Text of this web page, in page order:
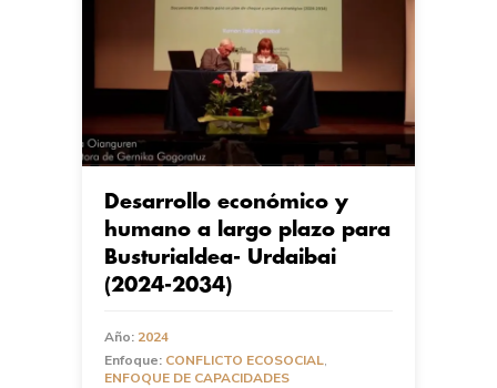
Desarrollo económico y
humano a largo plazo para
Busturialdea- Urdaibai
(2024-2034)
Año: 2024
Enfoque: CONFLICTO ECOSOCIAL,
ENFOQUE DE CAPACIDADES